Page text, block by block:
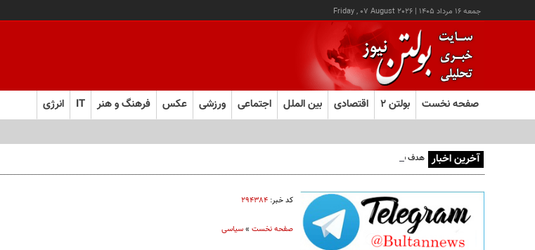
جمعه ۱۶ مرداد ۱۴۰۵ |
Friday , 07 August 2026
صفحه نخست بولتن ۲ اقتصادی بین الملل اجتماعی ورزشی عکس فرهنگ و هنر IT انرژی
آخرین اخبار هدف قرار گرفتن اتاق‌ فرماندهی مزدوران عربستان در یمن
کد خبر: ۲۹۴۳۸۴
صفحه نخست»سیاسی